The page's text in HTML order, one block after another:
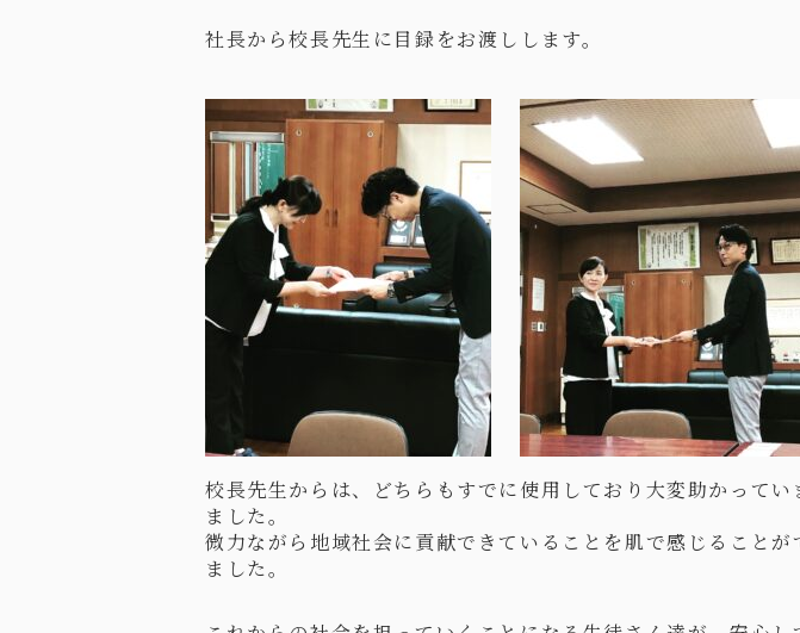
社長から校長先生に目録をお渡しします。
校長先生からは、どちらもすでに使用しており大変助かってい
ました。
微力ながら地域社会に貢献できていることを肌で感じることが
ました。